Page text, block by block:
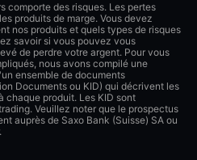
comporte des risques. Les pertes
produits de marge. Vous devez
nos produits et quels types de risques
savoir si vous pouvez vous
de perdre votre argent. Pour vous
nous avons compilé une
ensemble de documents
Documents ou KID) qui décrivent les
chaque produit. Les KID sont
Veuillez noter que le prospectus
auprès de Saxo Bank (Suisse) SA ou